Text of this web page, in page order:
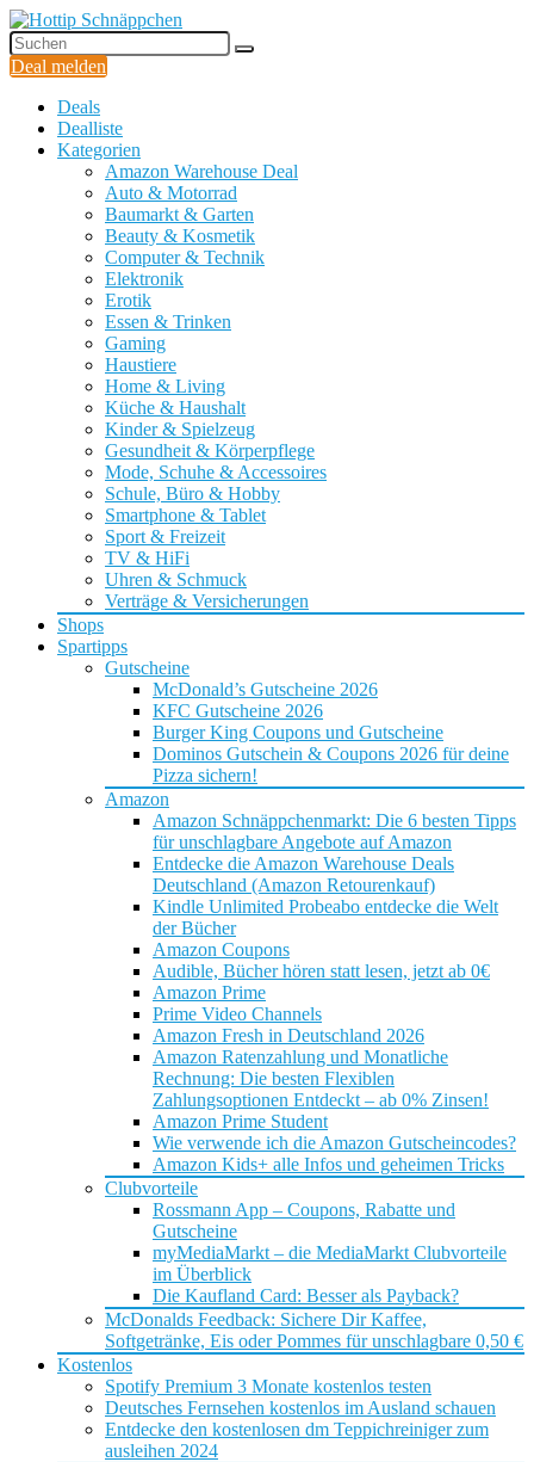
Deal melden
Deals
Dealliste
Kategorien
Amazon Warehouse Deal
Auto & Motorrad
Baumarkt & Garten
Beauty & Kosmetik
Computer & Technik
Elektronik
Erotik
Essen & Trinken
Gaming
Haustiere
Home & Living
Küche & Haushalt
Kinder & Spielzeug
Gesundheit & Körperpflege
Mode, Schuhe & Accessoires
Schule, Büro & Hobby
Smartphone & Tablet
Sport & Freizeit
TV & HiFi
Uhren & Schmuck
Verträge & Versicherungen
Shops
Spartipps
Gutscheine
McDonald’s Gutscheine 2026
KFC Gutscheine 2026
Burger King Coupons und Gutscheine
Dominos Gutschein & Coupons 2026 für deine
Pizza sichern!
Amazon
Amazon Schnäppchenmarkt: Die 6 besten Tipps
für unschlagbare Angebote auf Amazon
Entdecke die Amazon Warehouse Deals
Deutschland (Amazon Retourenkauf)
Kindle Unlimited Probeabo entdecke die Welt
der Bücher
Amazon Coupons
Audible, Bücher hören statt lesen, jetzt ab 0€
Amazon Prime
Prime Video Channels
Amazon Fresh in Deutschland 2026
Amazon Ratenzahlung und Monatliche
Rechnung: Die besten Flexiblen
Zahlungsoptionen Entdeckt – ab 0% Zinsen!
Amazon Prime Student
Wie verwende ich die Amazon Gutscheincodes?
Amazon Kids+ alle Infos und geheimen Tricks
Clubvorteile
Rossmann App – Coupons, Rabatte und
Gutscheine
myMediaMarkt – die MediaMarkt Clubvorteile
im Überblick
Die Kaufland Card: Besser als Payback?
McDonalds Feedback: Sichere Dir Kaffee,
Softgetränke, Eis oder Pommes für unschlagbare 0,50 €
Kostenlos
Spotify Premium 3 Monate kostenlos testen
Deutsches Fernsehen kostenlos im Ausland schauen
Entdecke den kostenlosen dm Teppichreiniger zum
ausleihen 2024